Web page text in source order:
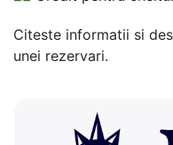
Citeste informatii si
unei rezervari.